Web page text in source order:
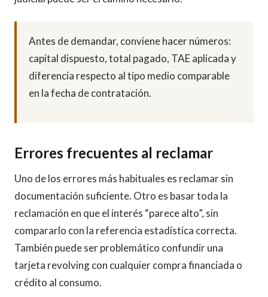
Antes de demandar, conviene hacer números:
capital dispuesto, total pagado, TAE aplicada y
diferencia respecto al tipo medio comparable
en la fecha de contratación.
Errores frecuentes al reclamar
Uno de los errores más habituales es reclamar sin
documentación suficiente. Otro es basar toda la
reclamación en que el interés “parece alto”, sin
compararlo con la referencia estadística correcta.
También puede ser problemático confundir una
tarjeta revolving con cualquier compra financiada o
crédito al consumo.